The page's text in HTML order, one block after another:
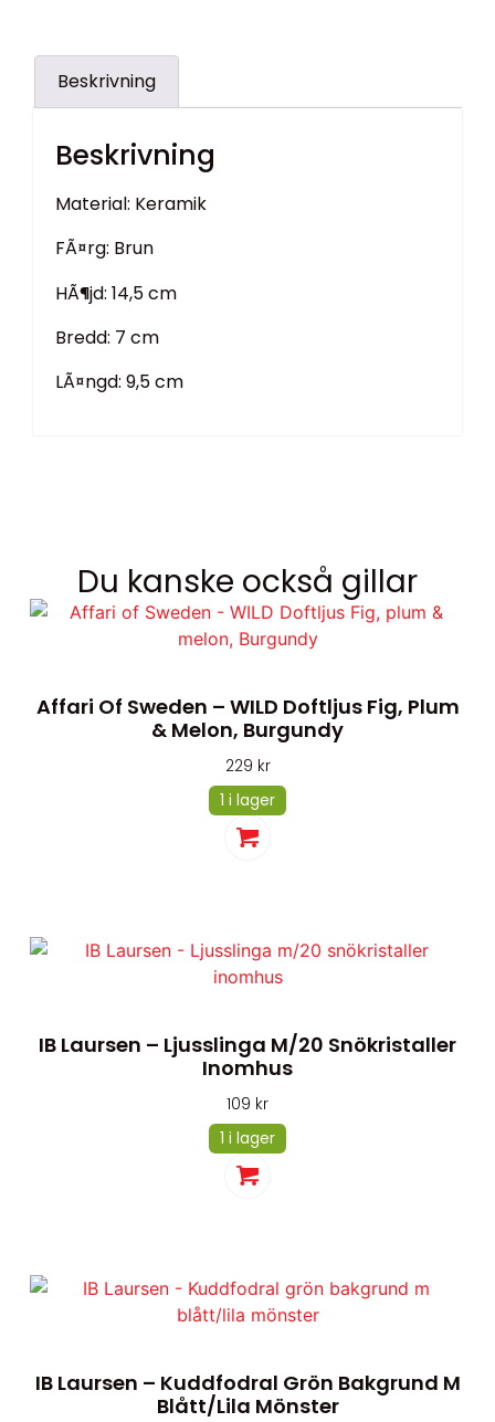
Beskrivning
Beskrivning
Material: Keramik
FÃ¤rg: Brun
HÃ¶jd: 14,5 cm
Bredd: 7 cm
LÃ¤ngd: 9,5 cm
Du kanske också gillar
Affari Of Sweden – WILD Doftljus Fig, Plum
& Melon, Burgundy
229 kr
1 i lager
IB Laursen – Ljusslinga M/20 Snökristaller
Inomhus
109 kr
1 i lager
IB Laursen – Kuddfodral Grön Bakgrund M
Blått/lila Mönster